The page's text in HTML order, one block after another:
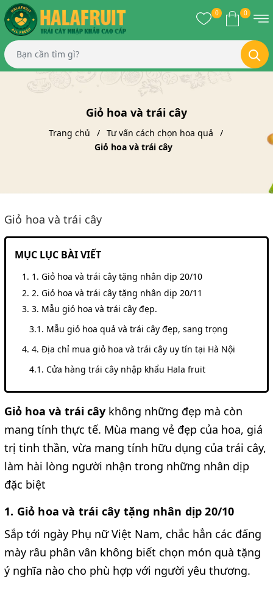
0 0
Giỏ hoa và trái cây
Trang chủ
Tư vấn cách chọn hoa quả
Giỏ hoa và trái cây
Giỏ hoa và trái cây
MỤC LỤC BÀI VIẾT
1. Giỏ hoa và trái cây tặng nhân dịp 20/10
2. Giỏ hoa và trái cây tặng nhân dịp 20/11
3. Mẫu giỏ hoa và trái cây đẹp.
Mẫu giỏ hoa quả và trái cây đẹp, sang trọng
4. Địa chỉ mua giỏ hoa và trái cây uy tín tại Hà Nội
Cửa hàng trái cây nhập khẩu Hala fruit
Giỏ hoa và trái cây không những đẹp mà còn
mang tính thực tế. Mùa mang vẻ đẹp của hoa, giá
trị tinh thần, vừa mang tính hữu dụng của trái cây,
làm hài lòng người nhận trong những nhân dịp
đặc biệt
1. Giỏ hoa và trái cây tặng nhân dịp 20/10
Sắp tới ngày Phụ nữ Việt Nam, chắc hẳn các đấng
mày râu phân vân không biết chọn món quà tặng
ý nghĩa nào cho phù hợp với người yêu thương.